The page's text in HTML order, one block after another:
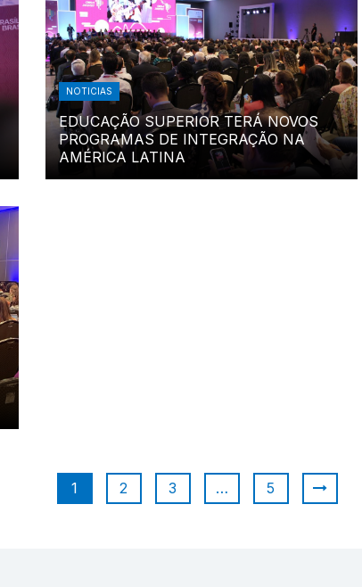
NOTICIAS
EDUCAÇÃO SUPERIOR TERÁ NOVOS
PROGRAMAS DE INTEGRAÇÃO NA
AMÉRICA LATINA
1 2 3 … 5